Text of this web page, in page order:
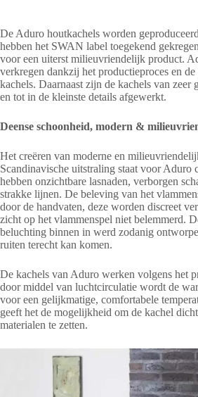
De Aduro houtkachels worden
hebben het SWAN label toegekend
voor een uiterst milieuvriendelijk product.
verkregen dankzij het productieproces en
kachels. Daarnaast zijn de kachels van zeer
en tot in de kleinste details afgewerkt.
Deense schoonheid, modern &
Het creëren van moderne en
Scandinavische uitstraling staat voor Aduro
hebben onzichtbare lasnaden, verborgen
strakke lijnen. De beleving van het
door de handvaten, deze worden discreet
zicht op het vlammenspel niet belemmerd.
beluchting binnen in werd zodanig
ruiten terecht kan komen.
De kachels van Aduro werken volgens het
door middel van luchtcirculatie wordt de
voor een gelijkmatige, comfortabele
geeft het de mogelijkheid om de kachel
materialen te zetten.